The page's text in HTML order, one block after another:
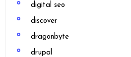
digital seo
discover
dragonbyte
drupal